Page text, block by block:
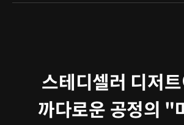
스테디셀러 디저
까다로운 공정의 "